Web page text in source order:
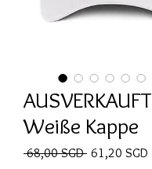
AUSVERKAUFT
Weiße Kappe
68,00 SGD Standardpreis
61,20 SGD